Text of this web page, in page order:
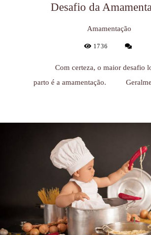
Desafio da
Amamentação
1736
Com certeza, o maior desafio
parto é a amamentação.